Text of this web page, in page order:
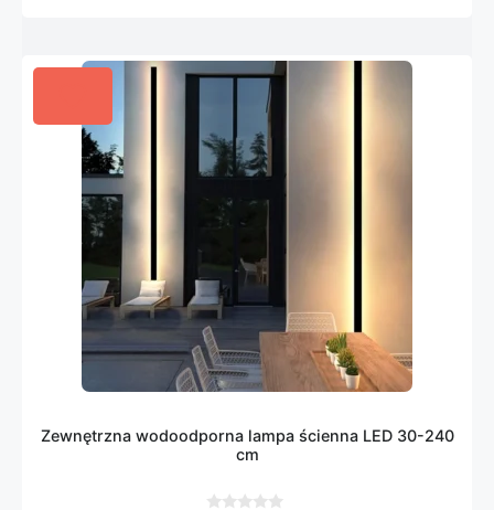
Zewnętrzna wodoodporna lampa ścienna LED 30-240
cm